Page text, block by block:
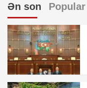
Ən son Popular